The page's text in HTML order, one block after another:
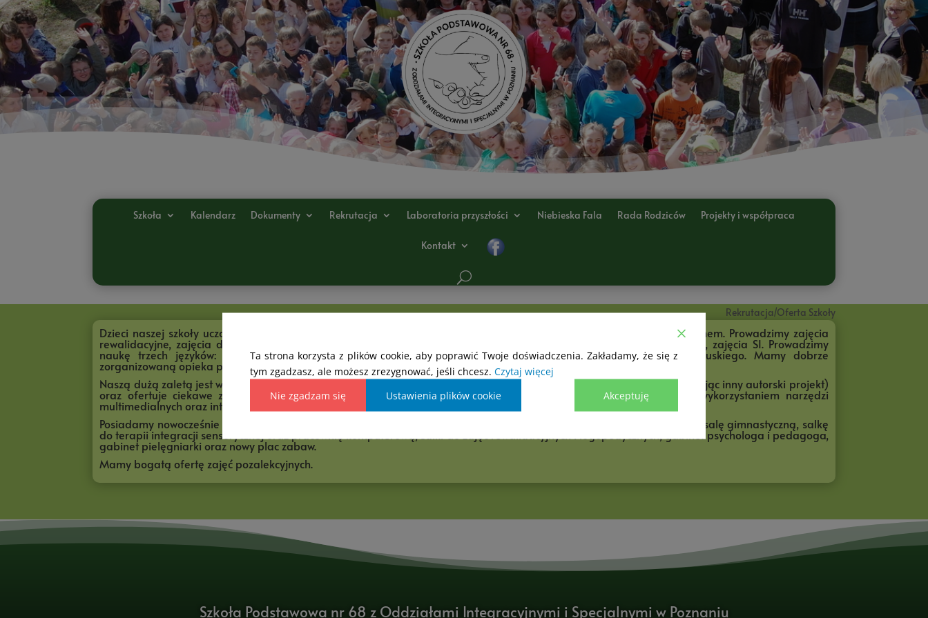
Szkoła Kalendarz Dokumenty Rekrutacja Laboratoria przyszłości Niebieska Fala Rada Rodziców Projekty i współpraca
Kontakt
Rekrutacja/Oferta Szkoły
Dzieci naszej szkoły uczą się w oddziałach integracyjnych w klasach I-VIII oraz specjalnych I-VIII dla uczniów z autyzmem. Prowadzimy zajęcia
rewalidacyjne, zajęcia dydaktyczno-wyrównawcze, zajęcia korekcyjno – kompensacyjne, logopedyczne, rehabilitacyjne, zajęcia SI. Prowadzimy
naukę trzech języków: angielskiego i niemieckiego oraz dodatkowo w ramach zajęć świetlicowych języka francuskiego. Mamy dobrze
zorganizowaną opieka psychologiczno-pedagogiczną.
Naszą dużą zaletą jest wyposażenie oraz oferta świetlicy szkolnej, która pracuje metodą projektu (w każdym roku realizując inny autorski projekt)
oraz ofertuje ciekawe zajęcia dodatkowe. Ponadto na wyposażeniu świetlicy jest projektor umożliwiający pracę z wykorzystaniem narzędzi
multimedialnych oraz interaktywny dywan wspierający szerokorozumiany rozwój uczniów poprzez zabawę.
Posiadamy nowocześnie wyposażone sale lekcyjne w monitory i tablice interaktywne, stołówkę, świetlicę, bibliotekę, dużą salę gimnastyczną, salkę
do terapii integracji sensorycznej oraz pracownię komputerową, salki do zajęć rewalidacyjnych i logopedycznych, gabinet psychologa i pedagoga,
gabinet pielęgniarki oraz nowy plac zabaw.
Mamy bogatą ofertę zajęć pozalekcyjnych.
Szkoła Podstawowa nr 68 z Oddziałami Integracyjnymi i Specjalnymi w Poznaniu
Ta strona korzysta z plików cookie, aby poprawić Twoje doświadczenia. Zakładamy, że się z
tym zgadzasz, ale możesz zrezygnować, jeśli chcesz. Czytaj więcej
Nie zgadzam się
Ustawienia plików cookie Akceptuję